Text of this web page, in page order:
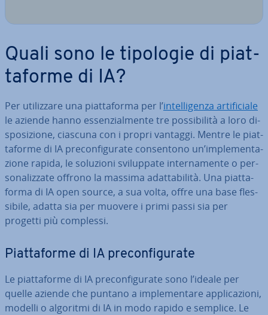
Quali sono le tipologie di piat­
ta­for­me di IA?
Per uti­liz­za­re una piat­ta­for­ma per l’in­tel­li­gen­za ar­ti­fi­cia­le
le aziende hanno es­sen­zial­men­te tre pos­si­bi­li­tà a loro di­
spo­si­zio­ne, ciascuna con i propri vantaggi. Mentre le piat­
ta­for­me di IA pre­con­fi­gu­ra­te con­sen­to­no un’im­ple­men­ta­
zio­ne rapida, le soluzioni svi­lup­pa­te in­ter­na­men­te o per­
so­na­liz­za­te offrono la massima adat­ta­bi­li­tà. Una piat­ta­
for­ma di IA open source, a sua volta, offre una base fles­
si­bi­le, adatta sia per muovere i primi passi sia per
progetti più complessi.
Piat­ta­for­me di IA pre­con­fi­gu­ra­te
Le piat­ta­for­me di IA pre­con­fi­gu­ra­te sono l’ideale per
quelle aziende che puntano a im­ple­men­ta­re ap­pli­ca­zio­ni,
modelli o algoritmi di IA in modo rapido e semplice. Le